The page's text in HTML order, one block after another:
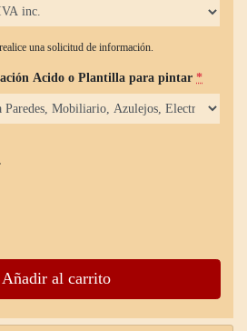
una solicitud de información.
Acido o Plantilla para pintar *
Añadir al carrito